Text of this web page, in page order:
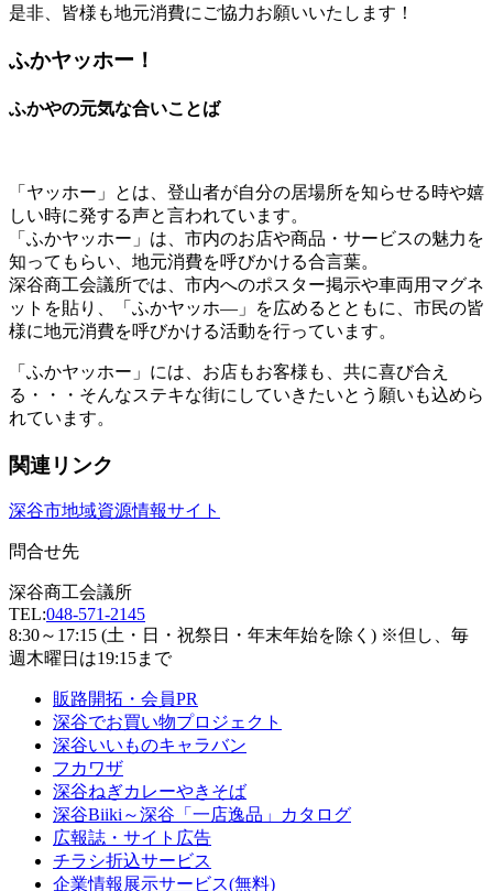
是非、皆様も地元消費にご協力お願いいたします！
ふかヤッホー！
ふかやの元気な合いことば
「ヤッホー」とは、登山者が自分の居場所を知らせる時や嬉
しい時に発する声と言われています。
「ふかヤッホー」は、市内のお店や商品・サービスの魅力を
知ってもらい、地元消費を呼びかける合言葉。
深谷商工会議所では、市内へのポスター掲示や車両用マグネ
ットを貼り、「ふかヤッホ―」を広めるとともに、市民の皆
様に地元消費を呼びかける活動を行っています。
「ふかヤッホー」には、お店もお客様も、共に喜び合え
る・・・そんなステキな街にしていきたいとう願いも込めら
れています。
関連リンク
深谷市地域資源情報サイト
問合せ先
深谷商工会議所
TEL:048-571-2145
8:30～17:15 (土・日・祝祭日・年末年始を除く) ※但し、毎
週木曜日は19:15まで
販路開拓・会員PR
深谷でお買い物プロジェクト
深谷いいものキャラバン
フカワザ
深谷ねぎカレーやきそば
深谷Biiki～深谷「一店逸品」カタログ
広報誌・サイト広告
チラシ折込サービス
企業情報展示サービス(無料)